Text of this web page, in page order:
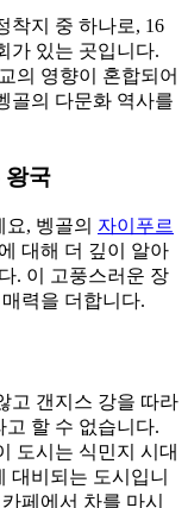
착지 중 하나로, 16
가 있는 곳입니다.
의 영향이 혼합되어
골의 다문화 역사를
왕국
, 벵골의 자이푸르
대해 더 깊이 알아
. 이 고풍스러운 장
력을 더합니다.
고 갠지스 강을 따라
할 수 없습니다.
도시는 식민지 시대
대비되는 도시입니
페에서 차를 마시